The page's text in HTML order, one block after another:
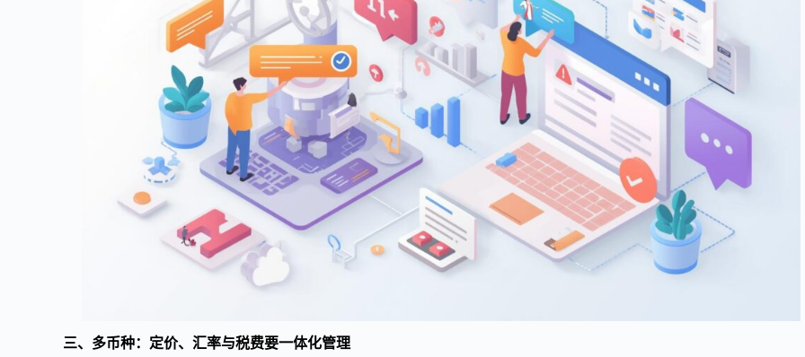
三、多币种：定价、汇率与税费要一体化管理